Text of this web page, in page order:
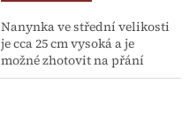
Nanynka ve střední velikosti
je cca 25 cm vysoká a je
možné zhotovit na přání